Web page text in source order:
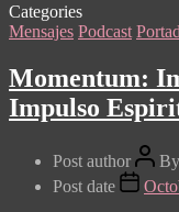
Categories
Mensajes Podcast
Momentum:
Impulso
Post author By
Post date